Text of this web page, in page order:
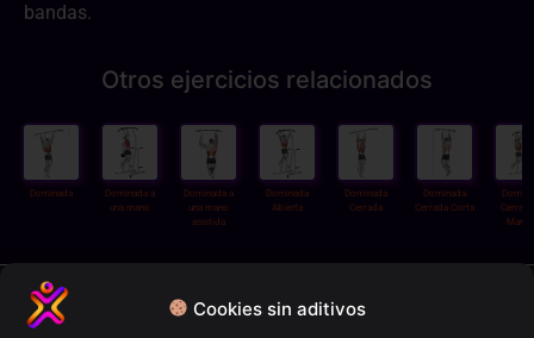
Cookies sin aditivos
bandas.
Otros ejercicios relacionados
Dominada
Dominada a
una mano
Dominada a
una mano
asistida
Dominada
Abierta
Dominada
Cerrada
Dominada
Cerrada Corta